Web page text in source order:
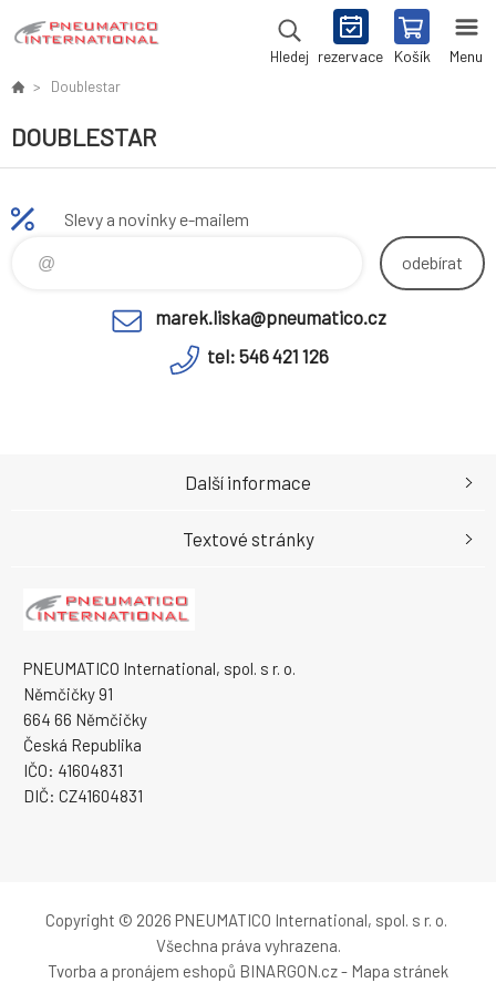
Hledej rezervace Košík Menu
Doublestar
DOUBLESTAR
Slevy a novinky e-mailem
odebírat
marek.liska@pneumatico.cz
tel: 546 421 126
PNEUMATICO International, spol. s r. o.
Němčičky 91
664 66 Němčičky
Česká Republika
IČO: 41604831
DIČ: CZ41604831
Další informace
Textové stránky
Copyright © 2026 PNEUMATICO International, spol. s r. o.
Všechna práva vyhrazena.
Tvorba a pronájem eshopů BINARGON.cz- Mapa stránek